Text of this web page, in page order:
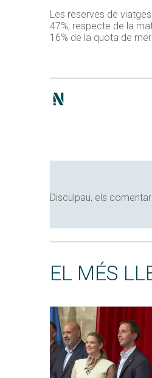
Les reserves de
47%, respecte de la
16% de la quota de
Disculpau, els
EL MÉS